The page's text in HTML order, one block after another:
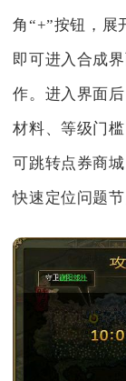
角“+”按钮，展
即可进入合成
作。进入界面
材料、等级门
可跳转点券商
快速定位问题节